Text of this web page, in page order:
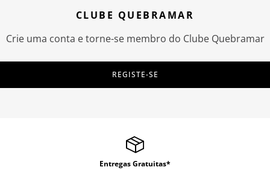
CLUBE QUEBRAMAR
Crie uma conta e torne-se membro do Clube Quebramar
REGISTE-SE
Entregas Gratuitas*